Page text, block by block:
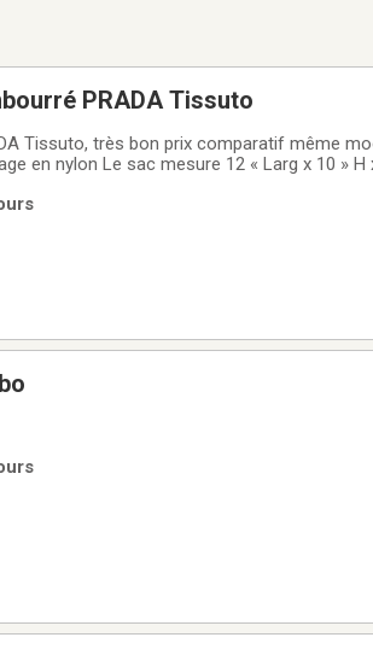
PRADA Tissuto
Tissuto, très bon prix comparatif même
en nylon Le sac mesure 12 « Larg x 10 » H